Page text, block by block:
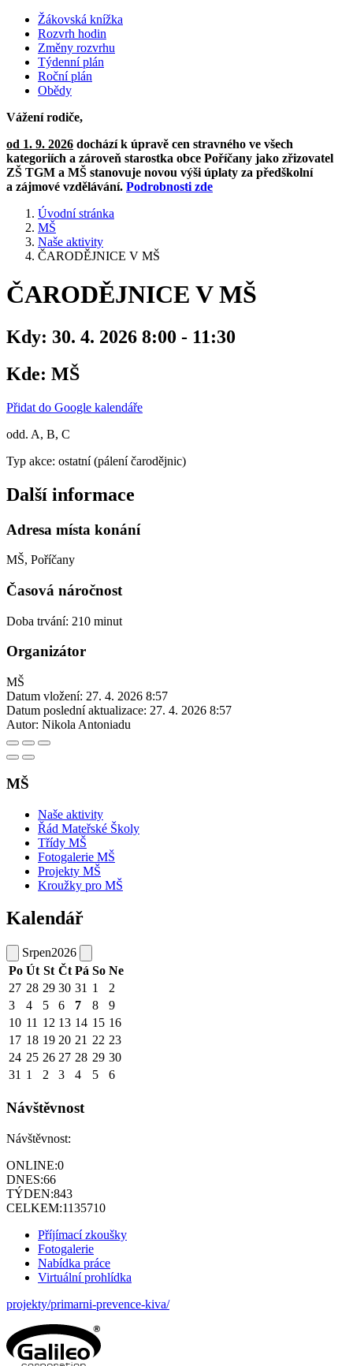
Žákovská knížka
Rozvrh hodin
Změny rozvrhu
Týdenní plán
Roční plán
Obědy
Vážení rodiče,
od 1. 9. 2026 dochází k úpravě cen stravného ve všech
kategoriích a zároveň starostka obce Poříčany jako zřizovatel
ZŠ TGM a MŠ stanovuje novou výši úplaty za předškolní
a zájmové vzdělávání. Podrobnosti zde
Úvodní stránka
MŠ
Naše aktivity
ČARODĚJNICE V MŠ
ČARODĚJNICE V MŠ
Kdy: 30. 4. 2026 8:00 - 11:30
Kde: MŠ
Přidat do Google kalendáře
odd. A, B, C
Typ akce: ostatní (pálení čarodějnic)
Další informace
Adresa místa konání
MŠ, Poříčany
Časová náročnost
Doba trvání: 210 minut
Organizátor
MŠ
Datum vložení: 27. 4. 2026 8:57
Datum poslední aktualizace: 27. 4. 2026 8:57
Autor: Nikola Antoniadu
MŠ
Naše aktivity
Řád Mateřské Školy
Třídy MŠ
Fotogalerie MŠ
Projekty MŠ
Kroužky pro MŠ
Kalendář
Srpen2026
Po Út St Čt Pá So Ne
27 28 29 30 31 1
2
3
4 5 6 7 8
9
10 11 12 13 14 15 16
17 18 19 20 21 22 23
24 25 26 27 28 29 30
31 1 2 3 4 5 6
Návštěvnost
Návštěvnost:
ONLINE:0
DNES:66
TÝDEN:843
CELKEM:1135710
Příjímací zkoušky
Fotogalerie
Nabídka práce
Virtuální prohlídka
projekty/primarni-prevence-kiva/